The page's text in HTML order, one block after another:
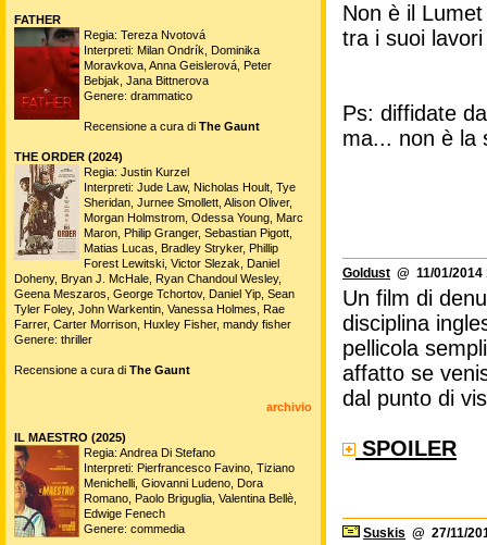
Non è il
tra i suoi
Ps: diffidate
ma... non è la
Goldust @ 11/01/2014
Un film di
disciplina
pellicola
affatto se
dal punto di
SPOILER
Suskis @ 27/11/
FATHER
Regia: Tereza Nvotová
Interpreti: Milan Ondrík, Dominika
Moravkova, Anna Geislerová, Peter
Bebjak, Jana Bittnerova
Genere: drammatico
Recensione a cura di The Gaunt
THE ORDER (2024)
Regia: Justin Kurzel
Interpreti: Jude Law, Nicholas Hoult, Tye
Sheridan, Jurnee Smollett, Alison Oliver,
Morgan Holmstrom, Odessa Young, Marc
Maron, Philip Granger, Sebastian Pigott,
Matias Lucas, Bradley Stryker, Phillip
Forest Lewitski, Victor Slezak, Daniel
Doheny, Bryan J. McHale, Ryan Chandoul Wesley,
Geena Meszaros, George Tchortov, Daniel Yip, Sean
Tyler Foley, John Warkentin, Vanessa Holmes, Rae
Farrer, Carter Morrison, Huxley Fisher, mandy fisher
Genere: thriller
Recensione a cura di The Gaunt
archivio
IL MAESTRO (2025)
Regia: Andrea Di Stefano
Interpreti: Pierfrancesco Favino, Tiziano
Menichelli, Giovanni Ludeno, Dora
Romano, Paolo Briguglia, Valentina Bellè,
Edwige Fenech
Genere: commedia